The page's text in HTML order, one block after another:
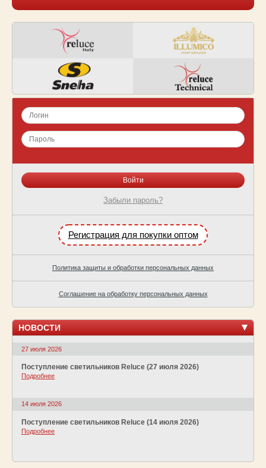
Забыли пароль?
Регистрация для покупки оптом
Политика защиты и обработки персональных данных
Соглашение на обработку персональных данных
НОВОСТИ
27 июля 2026
Поступление светильников Reluce (27 июля 2026)
Подробнее
14 июля 2026
Поступление светильников Reluce (14 июля 2026)
Подробнее